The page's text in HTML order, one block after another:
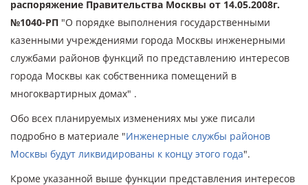
распоряжение Правительства Москвы от 14.05.2008г.
№1040-РП "О порядке выполнения государственными
казенными учреждениями города Москвы инженерными
службами районов функций по представлению интересов
города Москвы как собственника помещений в
многоквартирных домах" .
Обо всех планируемых изменениях мы уже писали
подробно в материале "Инженерные службы районов
Москвы будут ликвидированы к концу этого года".
Кроме указанной выше функции представления интересов